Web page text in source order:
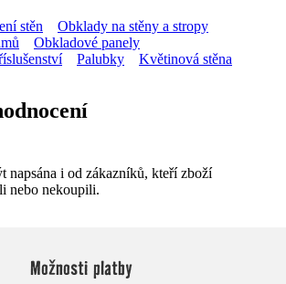
stěn
Obklady na stěny a stropy
Obkladové panely
Palubky
Květinová stěna
napsána i od zákazníků, kteří zboží
nebo nekoupili.
Možnosti platby